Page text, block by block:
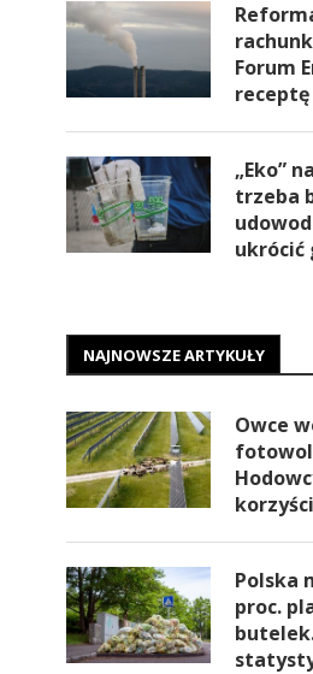
Forum
receptę
„Eko”
trzeba
ukrócić
NAJNOWSZE ARTYKUŁY
Owce
korzyści
Polska
proc.